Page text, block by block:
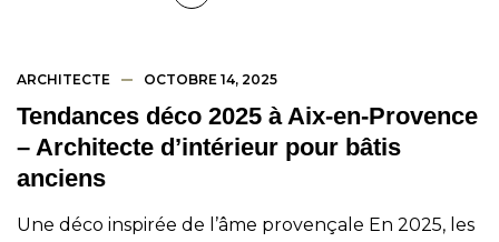
ARCHITECTE OCTOBRE 14, 2025
Tendances déco 2025 à Aix-en-Provence
– Architecte d’intérieur pour bâtis
anciens
Une déco inspirée de l’âme provençale En 2025, les